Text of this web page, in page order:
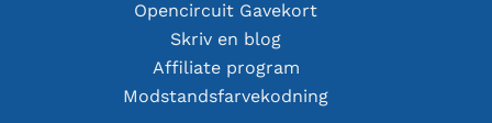
Opencircuit Gavekort
Skriv en blog
Affiliate program
Modstandsfarvekodning